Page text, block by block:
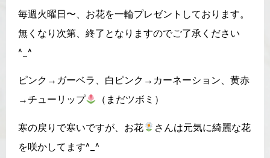
毎週火曜日〜、お花を一輪プレゼントしております。
無くなり次第、終了となりますのでご了承ください
^_^
ピンク→ガーベラ、白ピンク→カーネーション、黄赤
→チューリップ
（まだツボミ）
寒の戻りで寒いですが、お花
さんは元気に綺麗な花
を咲かしてます^_^